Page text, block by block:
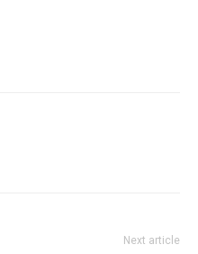
Next article